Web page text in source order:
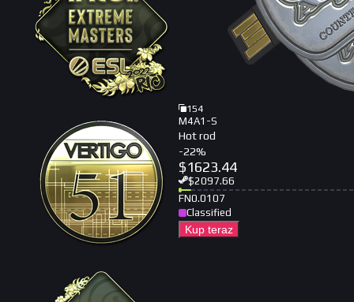
154
M4A1-S
Hot rod
-22%
$1623.44
$2097.66
FN0.0107
Classified
Kup teraz